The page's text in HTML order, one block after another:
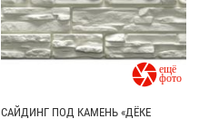

САЙДИНГ ПОД КАМЕНЬ «ДЁКЕ